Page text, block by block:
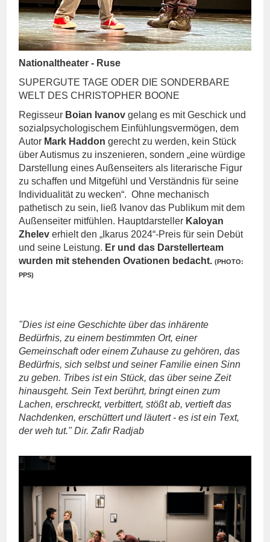
Nationaltheater - Ruse
SUPERGUTE TAGE ODER DIE SONDERBARE
WELT DES CHRISTOPHER BOONE
Regisseur Boian Ivanov gelang es mit Geschick und
sozialpsychologischem Einfühlungsvermögen, dem
Autor Mark Haddon gerecht zu werden, kein Stück
über Autismus zu inszenieren, sondern „eine würdige
Darstellung eines Außenseiters als literarische Figur
zu schaffen und Mitgefühl und Verständnis für seine
Individualität zu wecken“. Ohne mechanisch
pathetisch zu sein, ließ Ivanov das Publikum mit dem
Außenseiter mitfühlen. Hauptdarsteller Kaloyan
Zhelev erhielt den „Ikarus 2024“-Preis für sein Debüt
und seine Leistung. Er und das Darstellerteam
wurden mit stehenden Ovationen bedacht.(PHOTO:
PPS)
"Dies ist eine Geschichte über das inhärente
Bedürfnis, zu einem bestimmten Ort, einer
Gemeinschaft oder einem Zuhause zu gehören, das
Bedürfnis, sich selbst und seiner Familie einen Sinn
zu geben. Tribes ist ein Stück, das über seine Zeit
hinausgeht. Sein Text berührt, bringt einen zum
Lachen, erschreckt, verbittert, stößt ab, vertieft das
Nachdenken, erschüttert und läutert - es ist ein Text,
der weh tut." Dir. Zafir Radjab